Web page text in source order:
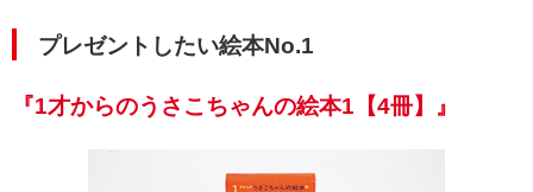
プレゼントしたい絵本No.1
『1才からのうさこちゃんの絵本1【4冊】』